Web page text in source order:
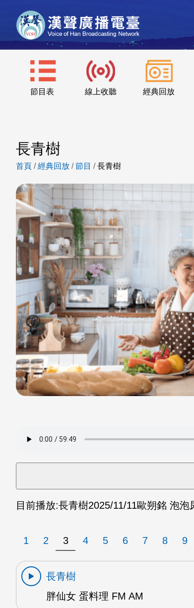
節目表 線上收聽 經典回放
長青樹
首頁 /經典回放 /節目 /長青樹
目前播放:長青樹2025/11/11歐朔銘 泡泡
1 2 3 4 5 6 7 8 9
長青樹
胖仙女 蛋料理 FM AM